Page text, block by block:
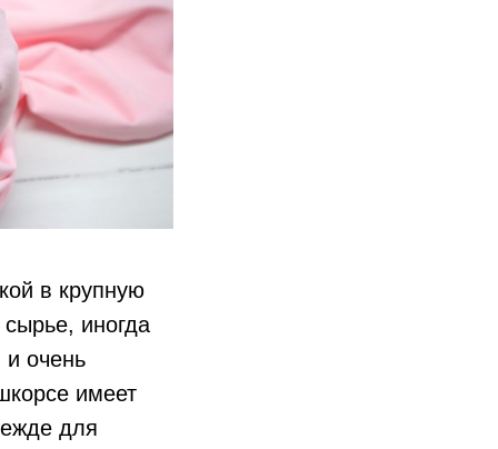
в крупную
иногда
очень
имеет
для